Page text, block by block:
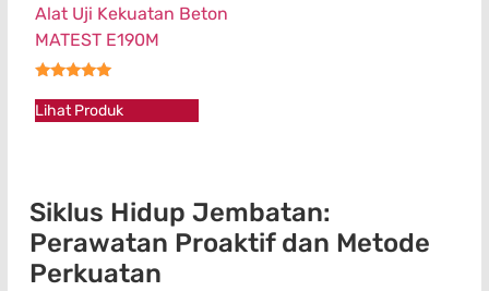
Alat Uji Kekuatan Beton
MATEST E190M
Lihat Produk
Siklus Hidup Jembatan:
Perawatan Proaktif dan Metode
Perkuatan